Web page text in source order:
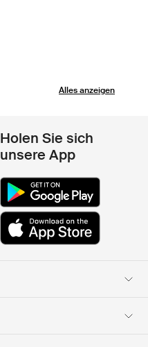
Alles anzeigen
Holen Sie sich
unsere App